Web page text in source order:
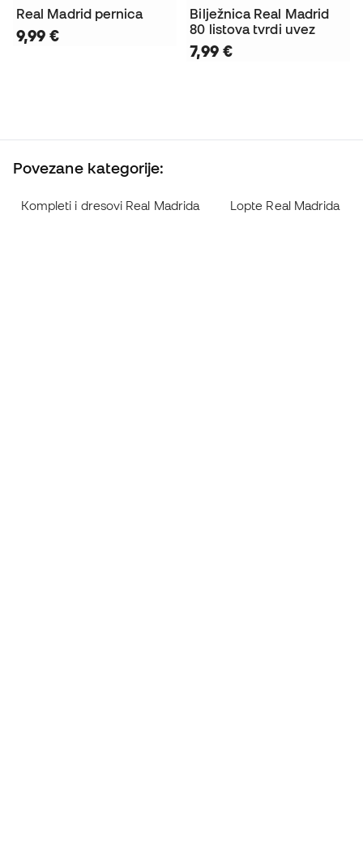
Real Madrid pernica
9,99 €
Bilježnica Real Madrid
80 listova tvrdi uvez
7,99 €
Povezane kategorije:
Kompleti i dresovi Real Madrida Lopte Real Madrida